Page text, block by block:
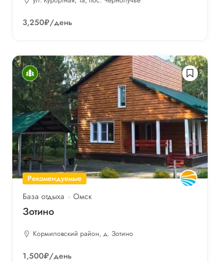
3,250₽/день
Рекомендуемые
База отдыха Омск
Зотино
Кормиловский район, д. Зотино
1,500₽/день